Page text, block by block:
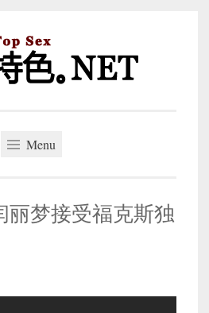
Menu
丽梦接受福克斯独